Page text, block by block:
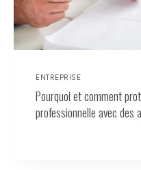
ENTREPRISE
Pourquoi et comment
professionnelle avec des